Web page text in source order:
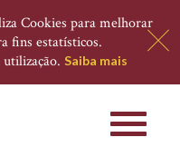
Cookies para melhorar
fins estatísticos.
Saiba mais
Toggle